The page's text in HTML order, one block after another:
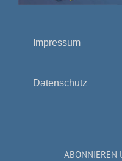
Impressum
Datenschutz
ABONNIEREN